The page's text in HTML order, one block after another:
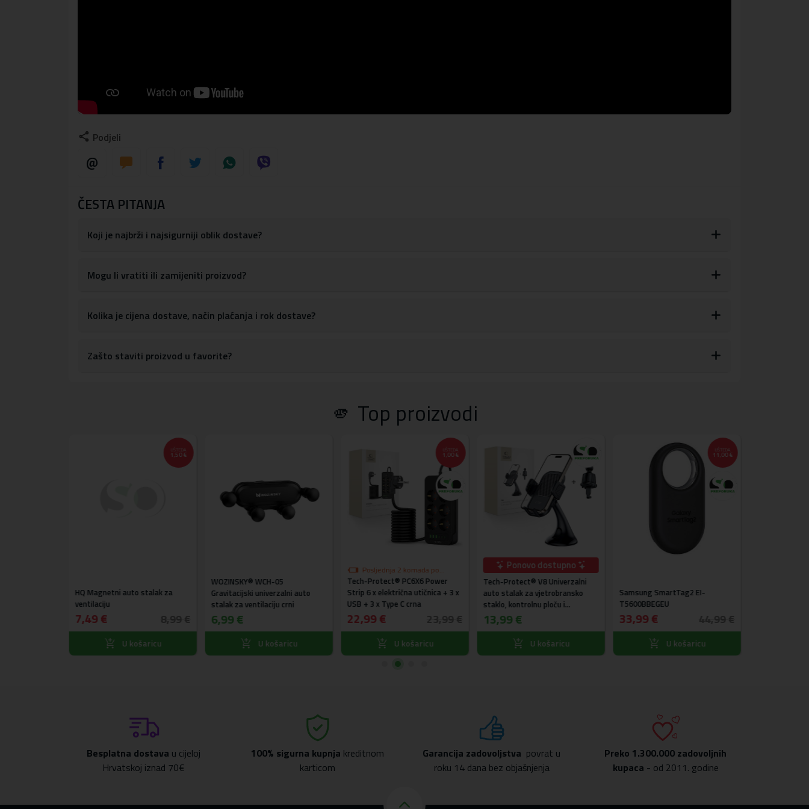
Podjeli
ČESTA PITANJA
Koji je najbrži i najsigurniji oblik dostave?
Mogu li vratiti ili zamijeniti proizvod?
Kolika je cijena dostave, način plaćanja i rok dostave?
Zašto staviti proizvod u favorite?
🫵 Top proizvodi
UŠTEDA
1,50 €
HQ Magnetni auto stalak za
ventilaciju
7,49 €
U košaricu
WOZINSKY® WCH-05
Gravitacijski univerzalni auto
stalak za ventilaciju crni
6,99 €
U košaricu
UŠTEDA
1,00 €
Posljednja 2 komada po
akcijskoj cijeni
Tech-Protect® PC6X6 Power
Strip 6 x električna utičnica + 3 x
USB + 3 x Type C crna
22,99 €
U košaricu
Ponovo dostupno
Tech-Protect® V8 Univerzalni
auto stalak za vjetrobransko
staklo, kontrolnu ploču i
ventilaciju
13,99 €
U košaricu
UŠTEDA
11,00 €
Samsung SmartTag2 EI-
T5600BBEGEU
33,99 €
U košaricu
Besplatna dostava u cijeloj
Hrvatskoj iznad 70€
100% sigurna kupnja kreditnom
karticom
Garancija zadovoljstva povrat u
roku 14 dana bez objašnjenja
Preko 1.300.000 zadovoljnih
kupaca - od 2011. godine